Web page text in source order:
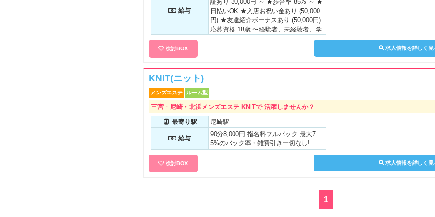
給与
証あり 30,000円 ～ ★歩合率 85% ～ ★
日払いOK ★入店お祝い金あり (50,000
円) ★友達紹介ボーナスあり (50,000円)
応募資格 18歳 〜経験者、未経験者、学
生、主婦歓迎！ 勤務時間 24h営業・完
分・自宅送迎有 ✅当店の待遇はココが
ポイント! 全額日払い 日給保証制度有り
の他備品完備(ドライヤー、ヘアアイロ
ン、使い捨てマスク、アルコールスプレ
ー、検温計、コンタクト洗浄液、生理用
品等) ※一部条件有 ✅人気の条件 大学生
歓迎/個室待機可/罰金なし/マイナンバー
登録不要/男性スタッフ常駐/交通費支給/
指名料バックあり/オプションバックあ
検討BOX 求人情報を詳しく見
KNIT(ニット)
メンズエステ ルーム型
三宮・尼崎・北浜メンズエステ KNITで 活躍しませんか？
最寄り駅 尼崎駅
給与
90分8,000円 指名料フルバック 最大7
5%のバック率・雑費引き一切なし!
検討BOX 求人情報を詳しく見
1